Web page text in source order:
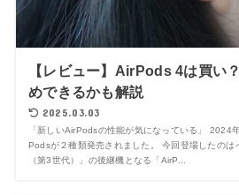
【レビュー】AirPods 4は買い
めできるかも解説
2025.03.03
「新しいAirPodsの性能が気になっている」 2024
Podsが２種類発売されました。 今回登場したの
（第3世代）」の後継機となる「AirP...